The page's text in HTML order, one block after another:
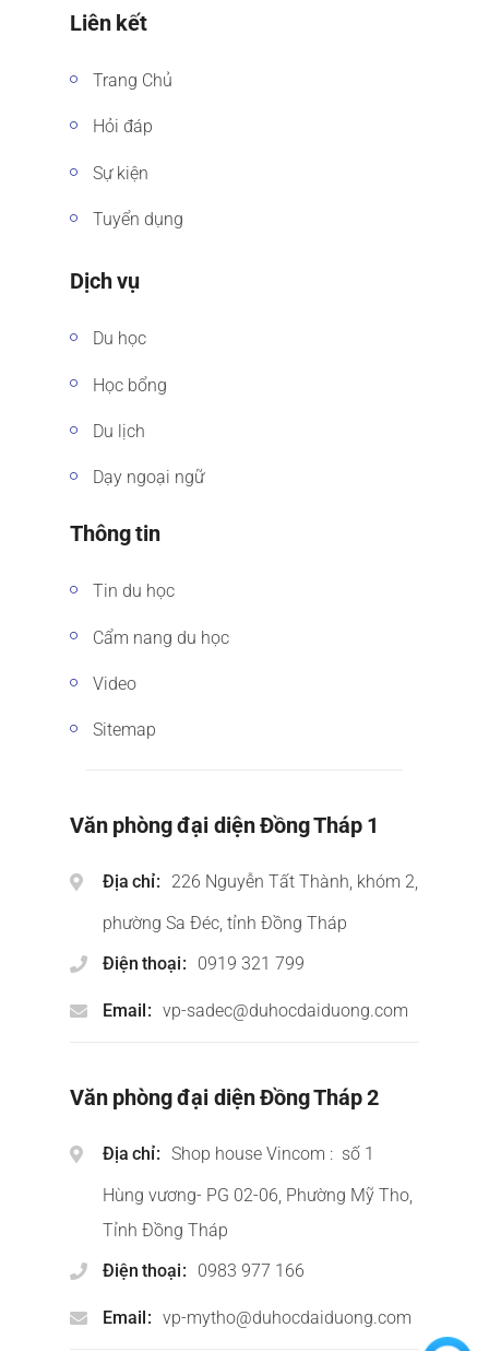
Liên kết
Trang Chủ
Hỏi đáp
Sự kiện
Tuyển dụng
Dịch vụ
Du học
Học bổng
Du lịch
Dạy ngoại ngữ
Thông tin
Tin du học
Cẩm nang du học
Video
Sitemap
Văn phòng đại diện Đồng Tháp 1
Địa chỉ
226 Nguyễn Tất Thành, khóm 2,
phường Sa Đéc, tỉnh Đồng Tháp
Điện thoại
0919 321 799
Email vp-sadec@duhocdaiduong.com
Văn phòng đại diện Đồng Tháp 2
Địa chỉ
Shop house Vincom : số 1
Hùng vương- PG 02-06, Phường Mỹ Tho,
Tỉnh Đồng Tháp
Điện thoại
0983 977 166
Email vp-mytho@duhocdaiduong.com